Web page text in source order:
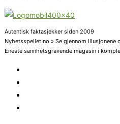
Autentisk faktasjekker siden 2009
Nyhetsspeilet.no » Se gjennom illusjonene
Eneste sannhetsgravende magasin i